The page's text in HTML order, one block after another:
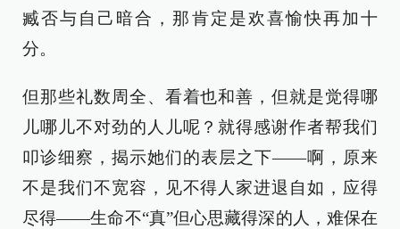
臧否与自己暗合，那肯定是欢喜愉快再加十
分。
但那些礼数周全、看着也和善，但就是觉得哪
儿哪儿不对劲的人儿呢？就得感谢作者帮我们
叩诊细察，揭示她们的表层之下——啊，原来
不是我们不宽容，见不得人家进退自如，应得
尽得——生命不“真”但心思藏得深的人，难保在